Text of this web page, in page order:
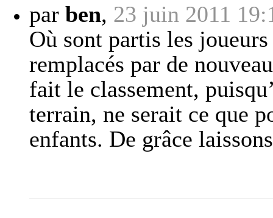
par ben, 23 juin 2011
Où sont partis les
remplacés par de
fait le classement,
terrain, ne serait ce que
enfants. De grâce